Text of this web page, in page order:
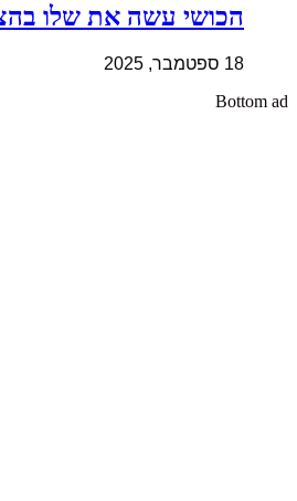
הכושי עשה את שלו
18 ספטמבר, 2025
Bottom ad